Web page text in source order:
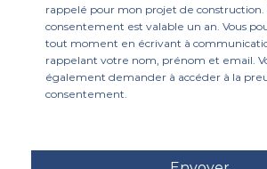
rappelé pour mon projet de construction.
consentement est valable un an. Vous
tout moment en écrivant à
rappelant votre nom, prénom et email.
également demander à accéder à la
consentement.